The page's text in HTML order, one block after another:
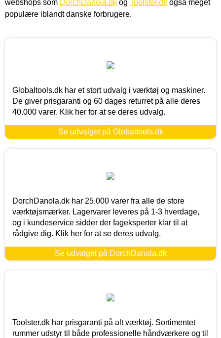
webshops som DorchDanola.dk og Toolster.dk også meget
populære iblandt danske forbrugere.
Globaltools.dk har et stort udvalg i værktøj og maskiner.
De giver prisgaranti og 60 dages returret på alle deres
40.000 varer. Klik her for at se deres udvalg.
Se udvalget på Globaltools.dk
DorchDanola.dk har 25.000 varer fra alle de store
værktøjsmærker. Lagervarer leveres på 1-3 hverdage,
og i kundeservice sidder der fageksperter klar til at
rådgive dig. Klik her for at se deres udvalg.
Se udvalget på DorchDanola.dk
Toolster.dk har prisgaranti på alt værktøj. Sortimentet
rummer udstyr til både professionelle håndværkere og til